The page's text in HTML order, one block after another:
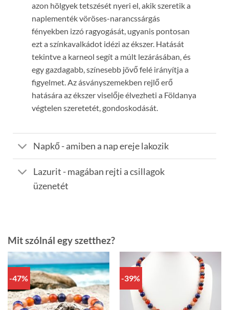
azon hölgyek tetszését nyeri el, akik szeretik a
naplementék vöröses-narancssárgás
fényekben izzó ragyogását, ugyanis pontosan
ezt a színkavalkádot idézi az ékszer. Hatását
tekintve a karneol segít a múlt lezárásában, és
egy gazdagabb, színesebb jövő felé irányítja a
figyelmet. Az ásványszemekben rejlő erő
hatására az ékszer viselője élvezheti a Földanya
végtelen szeretetét, gondoskodását.
Napkő - amiben a nap ereje lakozik
Lazurit - magában rejti a csillagok
üzenetét
Mit szólnál egy szetthez?
-47% -39%